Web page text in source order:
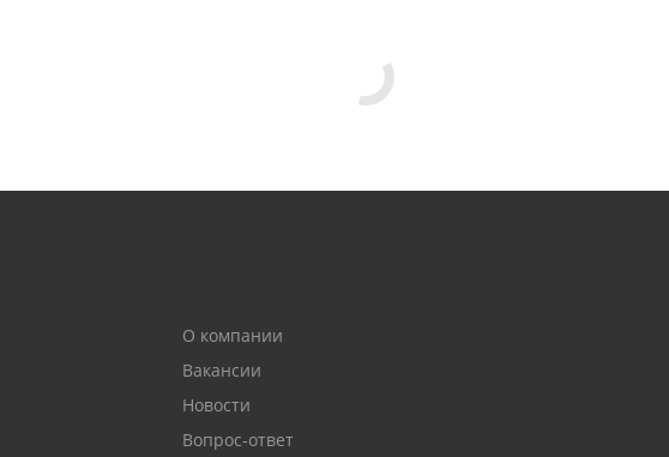
О компании
Вакансии
Новости
Вопрос-ответ